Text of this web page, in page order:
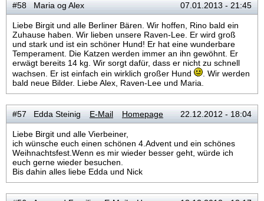
#58 Maria og Alex 07.01.2013 - 21:45
Liebe Birgit und alle Berliner Bären. Wir hoffen, Rino bald ein
Zuhause haben. Wir lieben unsere Raven-Lee. Er wird groß
und stark und ist ein schöner Hund! Er hat eine wunderbare
Temperament. Die Katzen werden immer an ihn gewöhnt. Er
erwägt bereits 14 kg. Wir sorgt dafür, dass er nicht zu schnell
wachsen. Er ist einfach ein wirklich großer Hund
. Wir werden
bald neue Bilder. Liebe Alex, Raven-Lee und Maria.
#57 Edda Steinig E-Mail Homepage 22.12.2012 - 18:04
Liebe Birgit und alle Vierbeiner,
ich wünsche euch einen schönen 4.Advent und ein schönes
Weihnachtsfest.Wenn es mir wieder besser geht, würde ich
euch gerne wieder besuchen.
Bis dahin alles liebe Edda und Nick